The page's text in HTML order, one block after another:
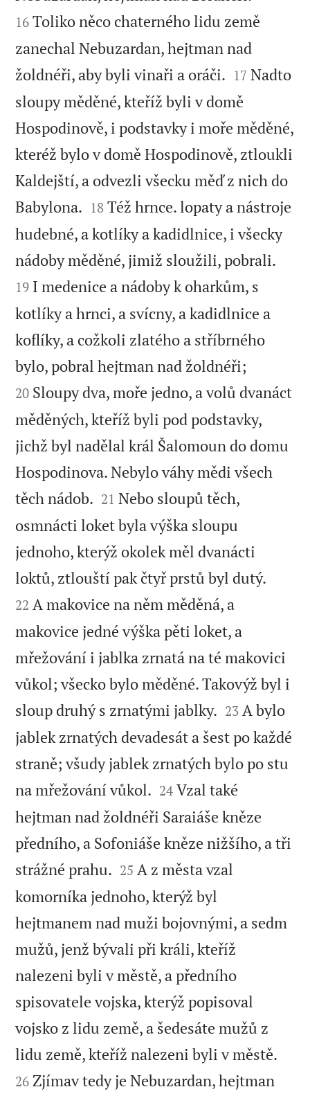
16 Toliko něco chaterného lidu země
zanechal Nebuzardan, hejtman nad
žoldnéři, aby byli vinaři a oráči. 

17 Nadto
sloupy měděné, kteříž byli v domě
Hospodinově, i podstavky i moře měděné,
kteréž bylo v domě Hospodinově, ztloukli
Kaldejští, a odvezli všecku měď z nich do
Babylona. 

18 Též hrnce. lopaty a nástroje
hudebné, a kotlíky a kadidlnice, i všecky
nádoby měděné, jimiž sloužili, pobrali.
19 I medenice a nádoby k oharkům, s
kotlíky a hrnci, a svícny, a kadidlnice a
koflíky, a cožkoli zlatého a stříbrného
bylo, pobral hejtman nad žoldnéři;
20 Sloupy dva, moře jedno, a volů dvanáct
měděných, kteříž byli pod podstavky,
jichž byl nadělal král Šalomoun do domu
Hospodinova. Nebylo váhy mědi všech
těch nádob. 

21 Nebo sloupů těch,
osmnácti loket byla výška sloupu
jednoho, kterýž okolek měl dvanácti
loktů, ztlouští pak čtyř prstů byl dutý.
22 A makovice na něm měděná, a
makovice jedné výška pěti loket, a
mřežování i jablka zrnatá na té makovici
vůkol; všecko bylo měděné. Takovýž byl i
sloup druhý s zrnatými jablky. 

23 A bylo
jablek zrnatých devadesát a šest po každé
straně; všudy jablek zrnatých bylo po stu
na mřežování vůkol. 

24 Vzal také
hejtman nad žoldnéři Saraiáše kněze
předního, a Sofoniáše kněze nižšího, a tři
strážné prahu. 

25 A z města vzal
komorníka jednoho, kterýž byl
hejtmanem nad muži bojovnými, a sedm
mužů, jenž bývali při králi, kteříž
nalezeni byli v městě, a předního
spisovatele vojska, kterýž popisoval
vojsko z lidu země, a šedesáte mužů z
lidu země, kteříž nalezeni byli v městě.
26 Zjímav tedy je Nebuzardan, hejtman